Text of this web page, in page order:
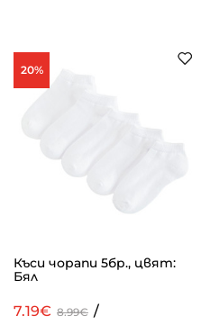
20%
Къси чорапи 5бр., цвят:
Бял
7.19€ 8.99€ /